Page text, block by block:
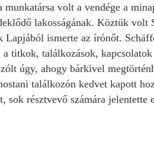
volt a vendége a
lakosságának. Köztük volt
ismerte az írónőt.
titkok, találkozások,
úgy, ahogy bárkivel
találkozón kedvet kapott
sok résztvevő számára